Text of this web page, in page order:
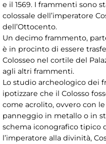
e il 1569. I frammenti sono
colossale dell’imperatore
dell’Ottocento.
Un decimo frammento,
è in procinto di essere
Colosseo nel cortile del
agli altri frammenti.
Lo studio archeologico dei
ipotizzare che il Colosso
come acrolito, ovvero con
panneggio in metallo o in
schema iconografico tipico
l’imperatore alla divinità,